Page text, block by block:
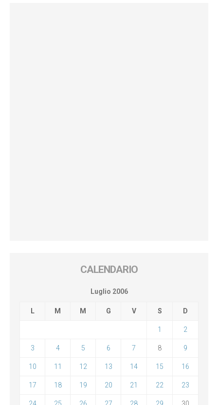
CALENDARIO
Luglio 2006
L M M G V S D
1 2
3 4 5 6 7 8 9
10 11 12 13 14 15 16
17 18 19 20 21 22 23